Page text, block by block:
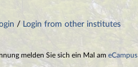
/ Login from other institutes
melden Sie sich ein Mal am eCampus